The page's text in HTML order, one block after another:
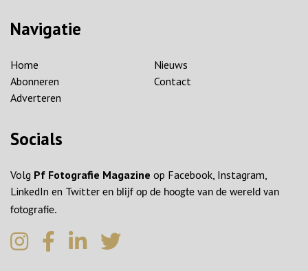
Navigatie
Home
Nieuws
Abonneren
Contact
Adverteren
Socials
Volg Pf Fotografie Magazine op Facebook, Instagram,
LinkedIn en Twitter en blijf op de hoogte van de wereld van
fotografie.